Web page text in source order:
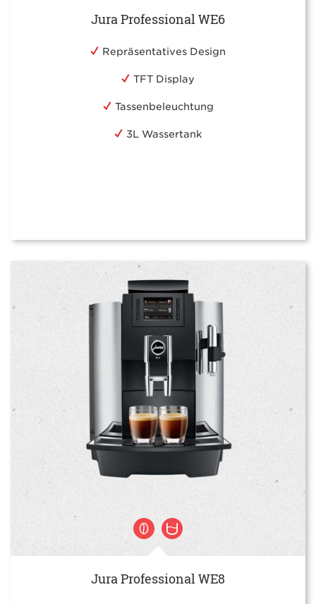
Jura Professional WE6
Repräsentatives Design
TFT Display
Tassenbeleuchtung
3L Wassertank
Jura Professional WE8